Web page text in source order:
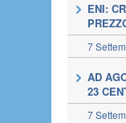
ENI:
7
AD
23
7